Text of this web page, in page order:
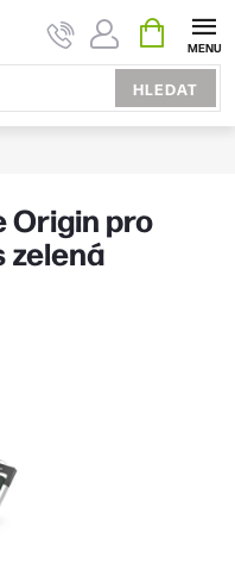
HLEDAT
KOŠÍK
Origin pro
zelená